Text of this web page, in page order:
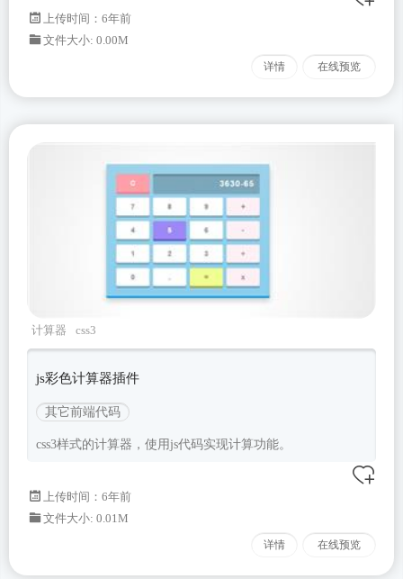
上传时间：6年前
文件大小: 0.00M
详情 在线预览
计算器 css3
js彩色计算器插件
其它前端代码
css3样式的计算器，使用js代码实现计算功能。
上传时间：6年前
文件大小: 0.01M
详情 在线预览